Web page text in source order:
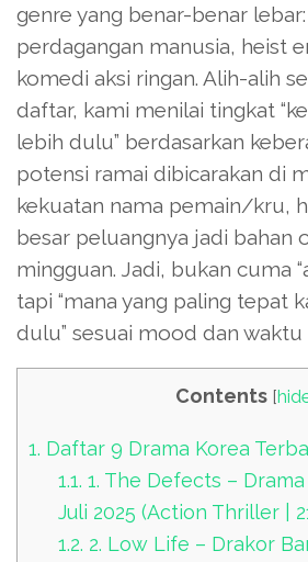
genre yang benar-benar
perdagangan manusia, heist
komedi aksi ringan. Alih-alih
daftar, kami menilai tingkat
lebih dulu” berdasarkan
potensi ramai dibicarakan di
kekuatan nama pemain/kru,
besar peluangnya jadi bahan
mingguan. Jadi, bukan cuma
tapi “mana yang paling tepat
dulu” sesuai mood dan
Contents [
1. Daftar 9 Drama Korea
1.1. 1. The Defects –
Juli 2025 (Action Thriller |
1.2. 2. Low Life – Drakor